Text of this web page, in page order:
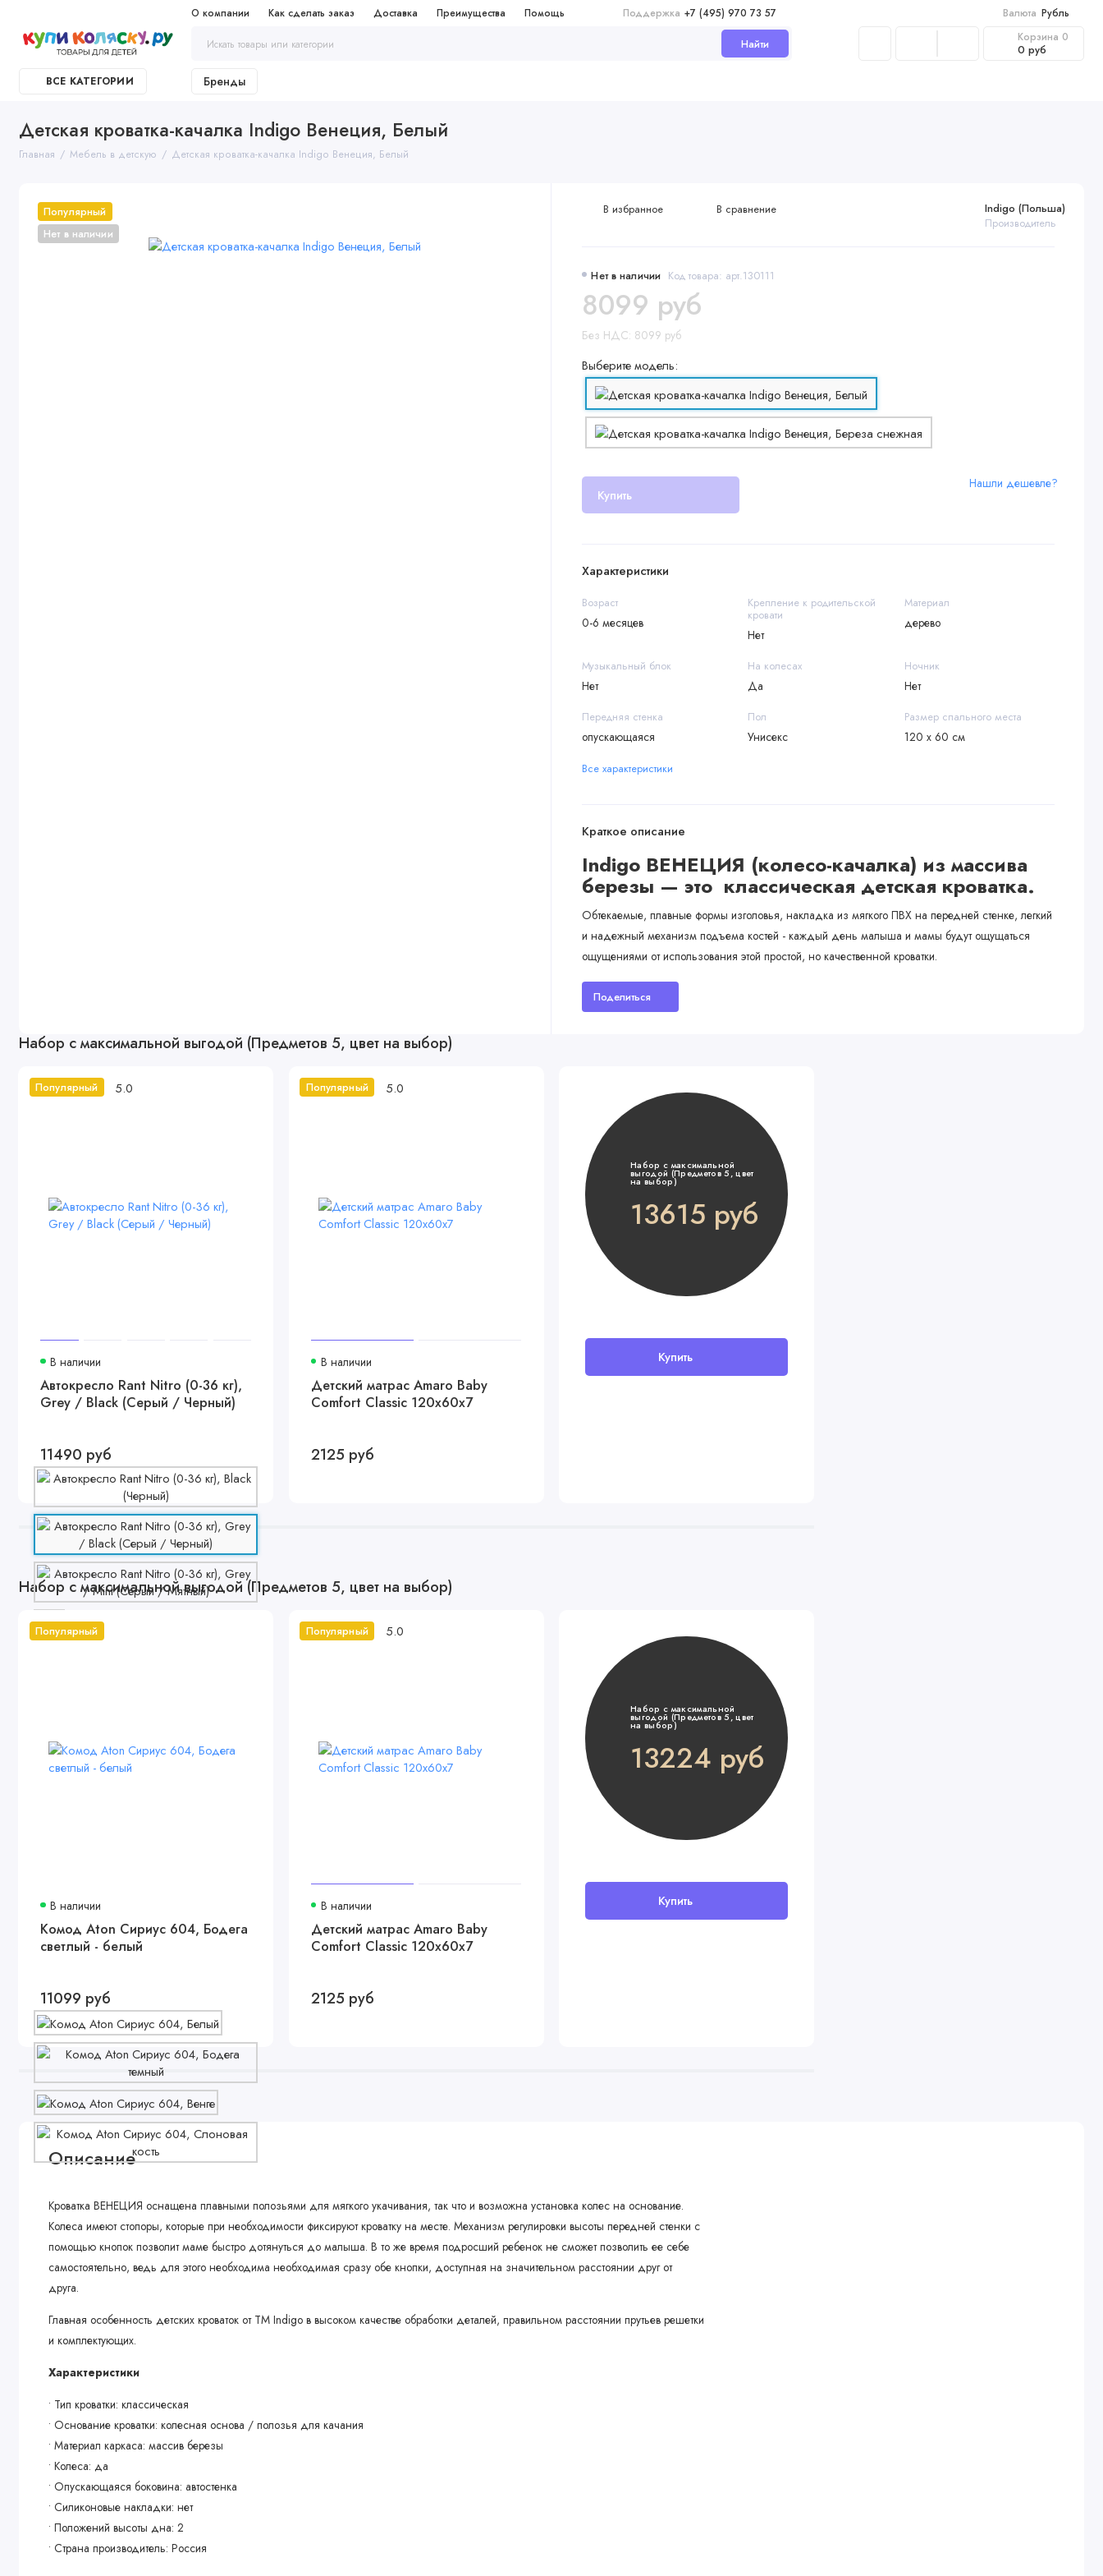
О компании Как сделать заказ Доставка Преимущества Помощь Поддержка +7 (495) 970 73 57 Валюта Рубль
Найти Корзина 0
0 руб
ВСЕ КАТЕГОРИИ Бренды
Детская кроватка-качалка Indigo Венеция, Белый
Главная Мебель в детскую Детская кроватка-качалка Indigo Венеция, Белый
Популярный
Нет в наличии
Нет в наличии Код товара: арт.130111
Indigo (Польша)
Производитель
8099 руб
Без НДС: 8099 руб
Выберите модель:
Купить
Нашли дешевле?
В избранное В сравнение
Характеристики
Возраст
0-6 месяцев
Крепление к родительской
кровати
Нет
Материал
дерево
Музыкальный блок
Нет
На колесах
Да
Ночник
Нет
Передняя стенка
опускающаяся
Пол
Унисекс
Размер спального места
120 х 60 см
Все характеристики
Краткое описание
Indigo ВЕНЕЦИЯ (колесо-качалка) из массива
березы — это классическая детская кроватка.
Обтекаемые, плавные формы изголовья, накладка из мягкого ПВХ на передней стенке, легкий
и надежный механизм подъема костей - каждый день малыша и мамы будут ощущаться
ощущениями от использования этой простой, но качественной кроватки.
Поделиться
Набор с максимальной выгодой (Предметов 5, цвет на выбор)
Популярный 5.0
В наличии
Автокресло Rant Nitro (0-36 кг),
Grey / Black (Серый / Черный)
11490 руб
Популярный 5.0
В наличии
Детский матрас Amaro Baby
Comfort Classic 120x60х7
2125 руб
Набор с максимальной
выгодой (Предметов 5, цвет
на выбор)
13615 руб
Купить
Набор с максимальной выгодой (Предметов 5, цвет на выбор)
Популярный
В наличии
Комод Aton Сириус 604, Бодега
светлый - белый
11099 руб
Популярный 5.0
В наличии
Детский матрас Amaro Baby
Comfort Classic 120x60х7
2125 руб
Набор с максимальной
выгодой (Предметов 5, цвет
на выбор)
13224 руб
Купить
Описание
Кроватка ВЕНЕЦИЯ оснащена плавными полозьями для мягкого укачивания, так что и возможна установка колес на основание.
Колеса имеют стопоры, которые при необходимости фиксируют кроватку на месте.Механизм регулировки высоты передней стенки с
помощью кнопок позволит маме быстро дотянуться до малыша.В то же время подросший ребенок не сможет позволить ее себе
самостоятельно, ведь для этого необходима необходимая сразу обе кнопки, доступная на значительном расстоянии друг от
друга.
Главная особенность детских кроваток от ТМ Indigo в высоком качестве обработки деталей, правильном расстоянии прутьев решетки
и комплектующих.
Характеристики
• Тип кроватки: классическая
• Основание кроватки: колесная основа / полозья для качания
• Материал каркаса: массив березы
• Колеса: да
• Опускающаяся боковина: автостенка
• Силиконовые накладки: нет
• Положений высоты дна: 2
• Страна производитель: Россия